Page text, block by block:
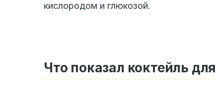
кислородом и глюкозой.
Что показал коктейль